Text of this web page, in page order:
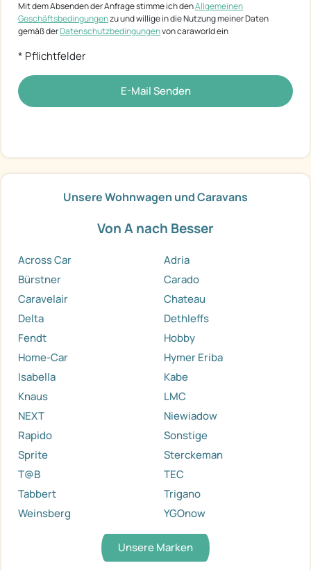
Mit dem Absenden der Anfrage stimme ich denAllgemeinen
Geschäftsbedingungenzu und willige in die Nutzung meiner Daten
gemäß derDatenschutzbedingungenvon caraworld ein
* Pflichtfelder
E-Mail Senden
Unsere Wohnwagen und Caravans
Von A nach Besser
Across Car
Adria
Bürstner
Carado
Caravelair
Chateau
Delta
Dethleffs
Fendt
Hobby
Home-Car
Hymer Eriba
Isabella
Kabe
Knaus
LMC
NEXT
Niewiadow
Rapido
Sonstige
Sprite
Sterckeman
T@B
TEC
Tabbert
Trigano
Weinsberg
YGOnow
Unsere Marken